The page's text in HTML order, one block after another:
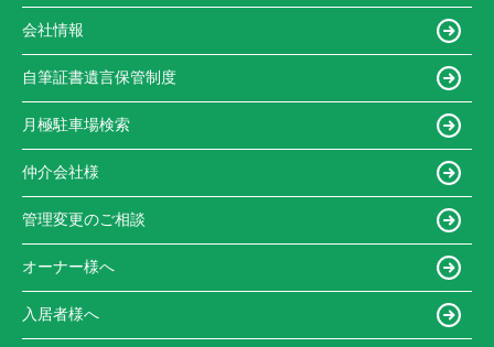
会社情報
自筆証書遺言保管制度
月極駐車場検索
仲介会社様
管理変更のご相談
オーナー様へ
入居者様へ